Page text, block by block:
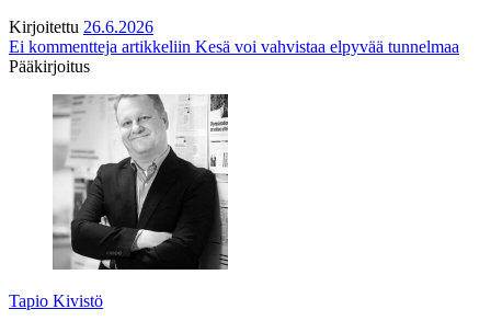
Kirjoitettu 26.6.2026
Ei kommentteja artikkeliin Kesä voi vahvistaa elpyvää tunnelmaa
Pääkirjoitus
Tapio Kivistö